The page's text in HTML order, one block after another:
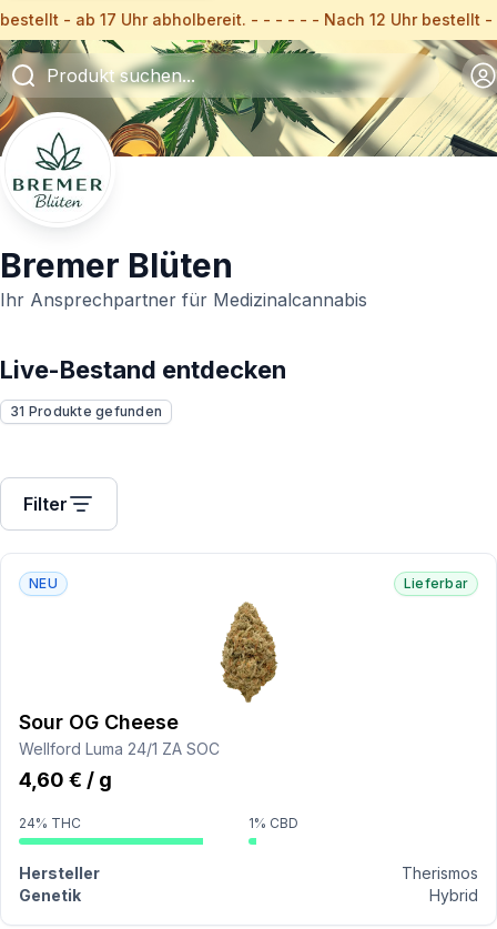
- ab 17 Uhr abholbereit. - - - - - - Nach 12 Uhr bestellt -
Bremer Blüten
Ihr Ansprechpartner für Medizinalcannabis
Live-Bestand entdecken
31 Produkte gefunden
Filter
NEU Lieferbar
Sour OG Cheese
Wellford Luma 24/1 ZA SOC
4,60 € / g
24% THC 1% CBD
Hersteller
Therismos
Genetik
Hybrid